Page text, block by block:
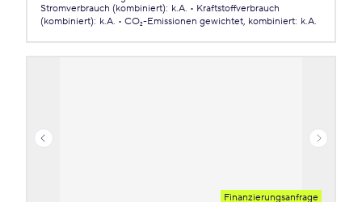
Stromverbrauch (kombiniert): k.A.
Kraftstoffverbrauch
(kombiniert): k.A. CO₂-Emissionen gewichtet, kombiniert: k.A.
Finanzierungsanfrage